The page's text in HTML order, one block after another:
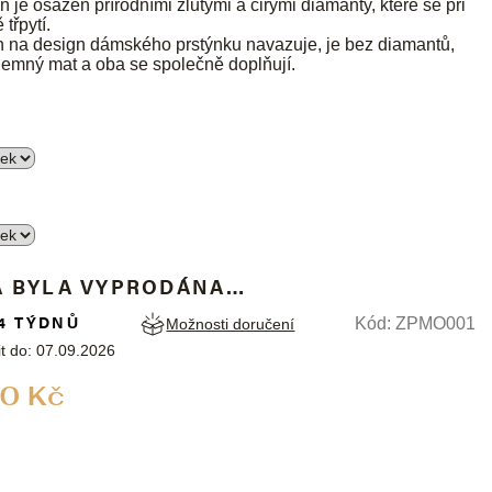
je osazen přírodními žlutými a čirými diamanty, které se při
třpytí.
na design dámského prstýnku navazuje, je bez diamantů,
mat a oba se společně doplňují.
BYLA VYPRODÁNA…
Kč
TÝDNŮ
do: 07.09.2026
Možnosti doručení Kód: ZPMO001